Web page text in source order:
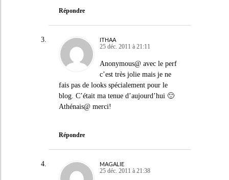
Répondre
ITHAA
25 déc. 2011 à 21:11
Anonymous@ avec le perf
c’est très jolie mais je ne
fais pas de looks spécialement pour le
blog. C’était ma tenue d’aujourd’hui 🙂
Athénais@ merci!
Répondre
MAGALIE
25 déc. 2011 à 21:38